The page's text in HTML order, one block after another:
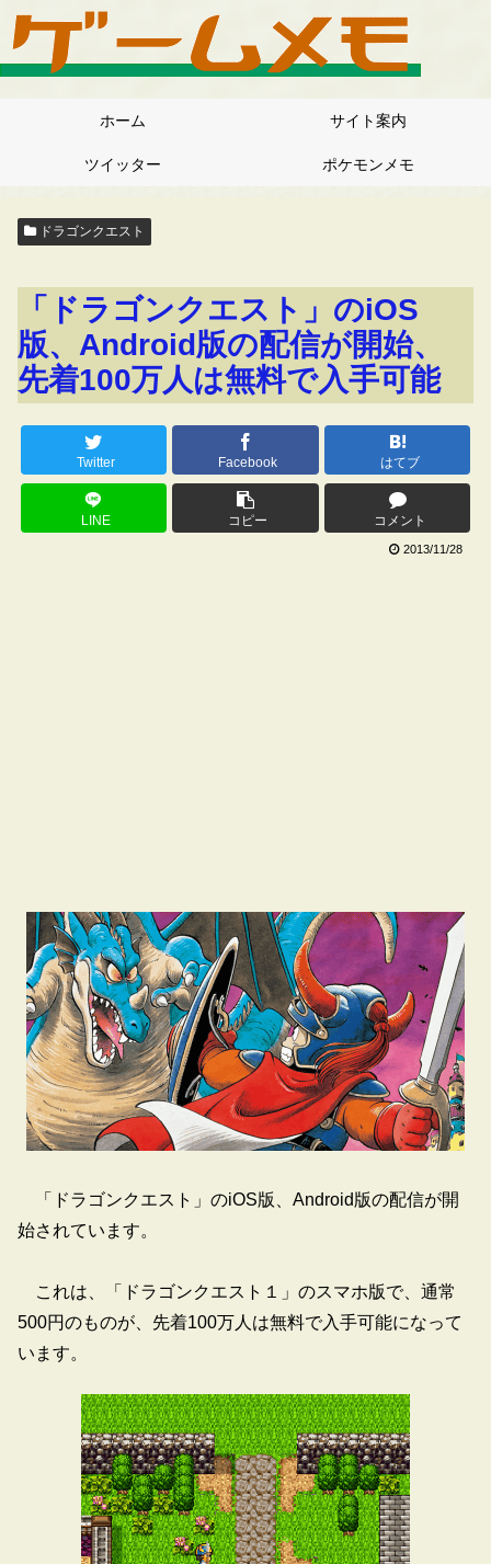
ホーム サイト案内
ツイッター ポケモンメモ
ドラゴンクエスト
「ドラゴンクエスト」のiOS
版、Android版の配信が開始、
先着100万人は無料で入手可能
Twitter Facebook はてブ
LINE コピー コメント
2013/11/28
「ドラゴンクエスト」のiOS版、Android版の配信が開
始されています。
これは、「ドラゴンクエスト１」のスマホ版で、通常
500円のものが、先着100万人は無料で入手可能になって
います。